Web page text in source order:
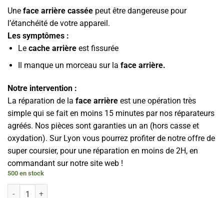
Une face arrière cassée peut être dangereuse pour
l’étanchéité de votre appareil.
Les symptômes :
Le cache arrièreest fissurée
Il manque un morceau sur la face arrière.
Notre intervention :
La réparation de la face arrière est une opération très
simple qui se fait en moins 15 minutes par nos réparateurs
agréés. Nos pièces sont garanties un an (hors casse et
oxydation). Sur Lyon vous pourrez profiter de notre offre de
super coursier, pour une réparation en moins de 2H, en
commandant sur notre site web !
500 en stock
quantité de Cache Arrière